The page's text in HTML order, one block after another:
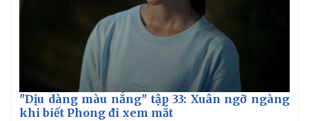
"Dịu dàng màu nắng" tập 33: Xuân ngỡ ngàng
khi biết Phong đi xem mắt